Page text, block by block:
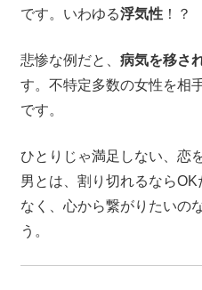
です。いわゆる浮気性！？
悲惨な例だと、 病気を移さ
す。不特定多数の女性を相
です。
ひとりじゃ満足しない、恋
男とは、割り切れるなら
なく、心から繋がりたいの
う。